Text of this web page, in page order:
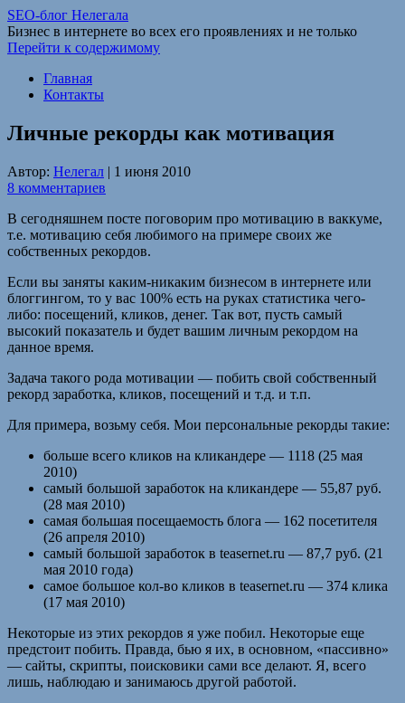
SEO-блог Нелегала
Бизнес в интернете во всех его проявлениях и не только
Перейти к содержимому
Главная
Контакты
Личные рекорды как мотивация
Автор: Нелегал | 1 июня 2010
8 комментариев
В сегодняшнем посте поговорим про мотивацию в ваккуме,
т.е. мотивацию себя любимого на примере своих же
собственных рекордов.
Если вы заняты каким-никаким бизнесом в интернете или
блоггингом, то у вас 100% есть на руках статистика чего-
либо: посещений, кликов, денег. Так вот, пусть самый
высокий показатель и будет вашим личным рекордом на
данное время.
Задача такого рода мотивации — побить свой собственный
рекорд заработка, кликов, посещений и т.д. и т.п.
Для примера, возьму себя. Мои персональные рекорды такие:
больше всего кликов на кликандере — 1118 (25 мая
2010)
самый большой заработок на кликандере — 55,87 руб.
(28 мая 2010)
самая большая посещаемость блога — 162 посетителя
(26 апреля 2010)
самый большой заработок в teasernet.ru — 87,7 руб. (21
мая 2010 года)
самое большое кол-во кликов в teasernet.ru — 374 клика
(17 мая 2010)
Некоторые из этих рекордов я уже побил. Некоторые еще
предстоит побить. Правда, бью я их, в основном, «пассивно»
— сайты, скрипты, поисковики сами все делают. Я, всего
лишь, наблюдаю и занимаюсь другой работой.